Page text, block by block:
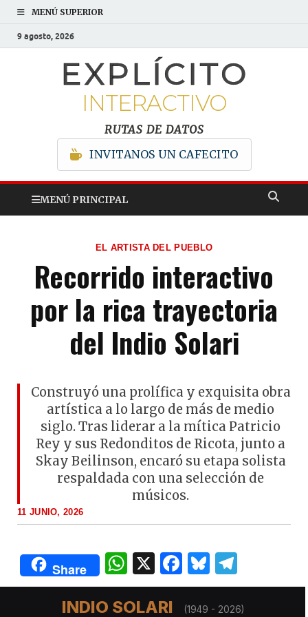
MENÚ SUPERIOR
9 agosto, 2026
EXPLÍCITO
INTERACTIVO
RUTAS DE DATOS
INVITANOS UN CAFECITO
MENÚ PRINCIPAL
EL ARTISTA DEL PUEBLO
Recorrido interactivo
por la rica trayectoria
del Indio Solari
Construyó una prolífica y exquisita obra
artística a lo largo de más de medio
siglo. Tras liderar a la mítica Patricio
Rey y sus Redonditos de Ricota, junto a
Skay Beilinson, encaró su etapa solista
respaldada con una selección de
músicos.
11 JUNIO, 2026
Share
W
h
at
X F
a
c
B
lu
es
el
e